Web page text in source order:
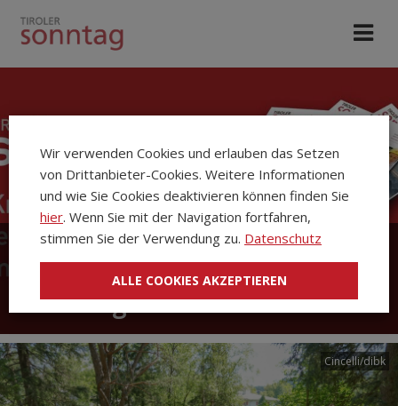
Die Kirchenzeitung Tiroler
Sonntag
Cincelli/dibk
Wir verwenden Cookies und erlauben das Setzen
von Drittanbieter-Cookies. Weitere Informationen
und wie Sie Cookies deaktivieren können finden Sie
hier. Wenn Sie mit der Navigation fortfahren,
stimmen Sie der Verwendung zu. Datenschutz
ALLE COOKIES AKZEPTIEREN